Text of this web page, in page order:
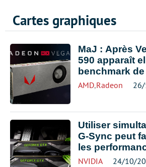
Cartes graphiques
MaJ : Après
590 apparaît
benchmark
AMD,Radeon
Utiliser
G-Sync peut
les
NVIDIA 24/10/